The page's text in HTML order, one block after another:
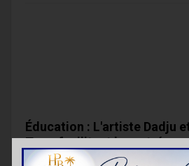
Éducation : L'artiste Dadju
Togo facilitent la rentrée
commune…